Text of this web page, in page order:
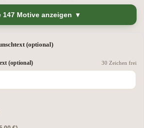
147 Motive anzeigen
(optional)
(optional) 30 Zeichen frei